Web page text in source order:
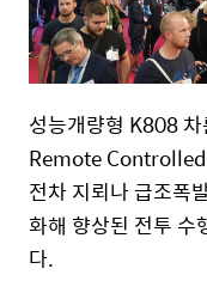
성능개량형 K808
Remote
전차 지뢰나 급조폭
화해 향상된 전투 수
다.